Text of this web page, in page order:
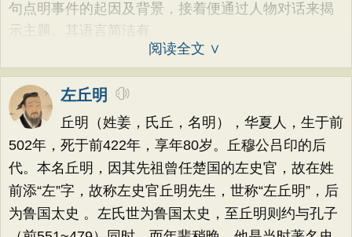
句点明事件的起因及背景，接着便通过人物对话来揭
示主题。其语言简洁有
阅读全文 ∨
左丘明
丘明（姓姜，氏丘，名明），华夏人，生于前
502年，死于前422年，享年80岁。丘穆公吕印的后
代。本名丘明，因其先祖曾任楚国的左史官，故在姓
前添“左”字，故称左史官丘明先生，世称“左丘明”，后
为鲁国太史 。左氏世为鲁国太史，至丘明则约与孔子